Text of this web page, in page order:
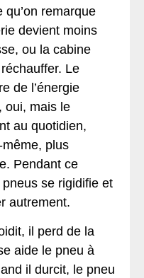
remarque
devient moins
ou la cabine
Le
de l’énergie
oui, mais le
au quotidien,
même, plus
Pendant ce
se rigidifie et
autrement.
il perd de la
aide le pneu à
il durcit, le pneu